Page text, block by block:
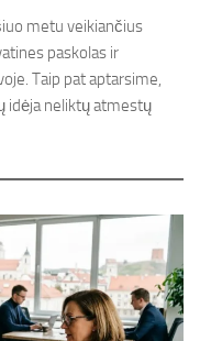
metu veikiančius
paskolas ir
Taip pat aptarsime,
idėja neliktų atmestų